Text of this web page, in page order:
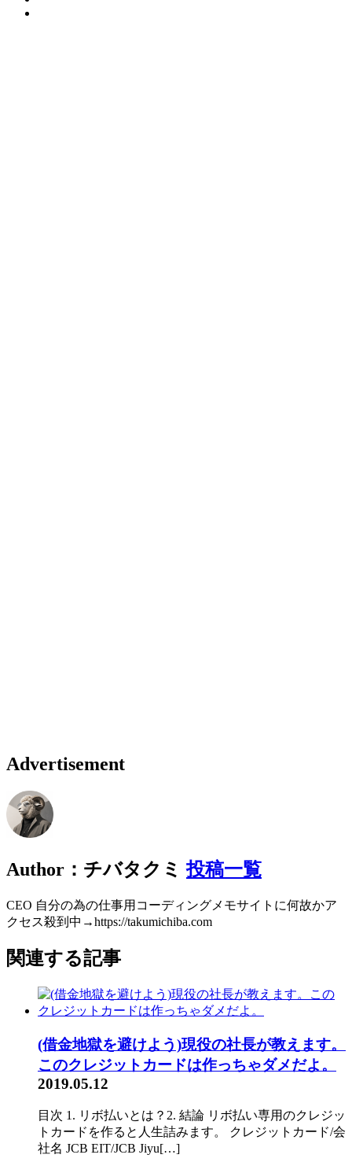
Advertisement
Author：チバタクミ投稿一覧
CEO 自分の為の仕事用コーディングメモサイトに何故かア
クセス殺到中→https://takumichiba.com
関連する記事
(借金地獄を避けよう)現役の社長が教えます。
このクレジットカードは作っちゃダメだよ。
2019.05.12
目次 1. リボ払いとは？2. 結論 リボ払い専用のクレジッ
トカードを作ると人生詰みます。 クレジットカード/会
社名 JCB EIT/JCB Jiyu[…]